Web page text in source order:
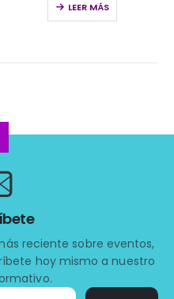
LEER MÁS
reciente sobre eventos,
hoy mismo a nuestro